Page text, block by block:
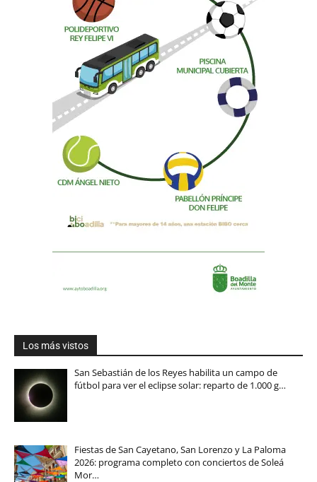
Los más vistos
San Sebastián de los Reyes habilita un campo de
fútbol para ver el eclipse solar: reparto de 1.000 g…
Fiestas de San Cayetano, San Lorenzo y La Paloma
2026: programa completo con conciertos de Soleá
Mor…